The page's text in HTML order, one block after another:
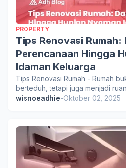
PROPERTY
Tips Renovasi Rumah:
Perencanaan Hingga
Idaman Keluarga
Tips Renovasi Rumah - Rumah
berteduh, tetapi juga menjadi
wisnoeadhie-Oktober 02, 2025